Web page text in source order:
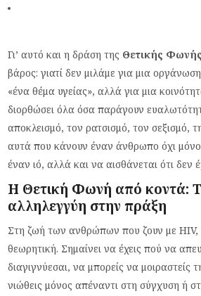
Γι’ αυτό και η δράση της Θετικής Φωνής
βάρος: γιατί δεν μιλάμε για μια
«ένα θέμα υγείας», αλλά για μια
διορθώσει όλα όσα παράγουν
αποκλεισμό, τον ρατσισμό, τον σεξισμό,
αυτά που κάνουν έναν άνθρωπο όχι μόνο
έναν ιό, αλλά και να αισθάνεται ότι δεν
Η Θετική Φωνή από κοντά:
αλληλεγγύη στην πράξη
Στη ζωή των ανθρώπων που ζουν με HIV,
θεωρητική. Σημαίνει να έχεις πού να
διαγιγνύεσαι, να μπορείς να
νιώθεις μόνος απέναντι στη σύγχυση ή